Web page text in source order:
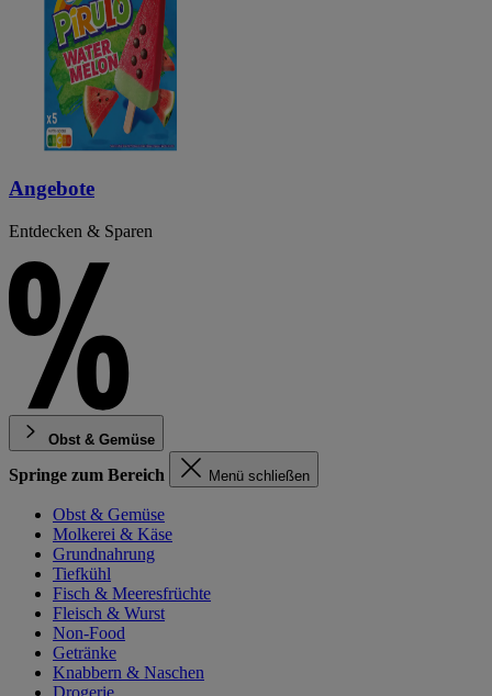
Angebote
Entdecken & Sparen
Obst & Gemüse
Springe zum Bereich Menü schließen
Obst & Gemüse
Molkerei & Käse
Grundnahrung
Tiefkühl
Fisch & Meeresfrüchte
Fleisch & Wurst
Non-Food
Getränke
Knabbern & Naschen
Drogerie